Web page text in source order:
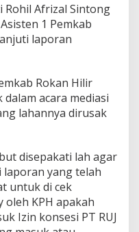
Afrizal Sintong
1 Pemkab
laporan
Rokan Hilir
acara mediasi
lahannya dirusak
disepakati lah agar
laporan yang telah
untuk di cek
KPH apakah
Izin konsesi PT RUJ